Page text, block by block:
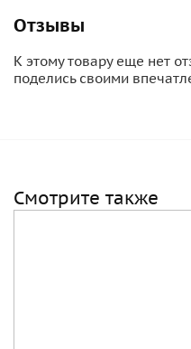
Отзывы
К этому товару еще нет
поделись своими
Смотрите также